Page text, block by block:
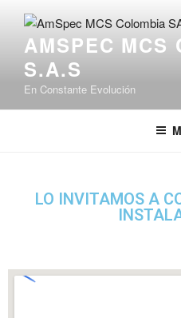
AMSPEC MCS
S.A.S
En Constante Evolución
LO INVITAMOS A